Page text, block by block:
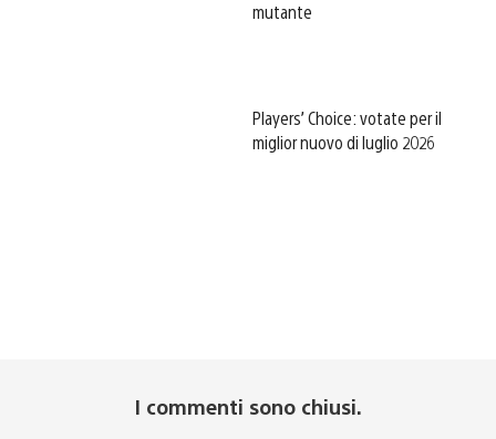
mutante
Players’ Choice: votate per il
miglior nuovo di luglio 2026
I commenti sono chiusi.